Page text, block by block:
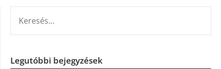
Legutóbbi bejegyzések